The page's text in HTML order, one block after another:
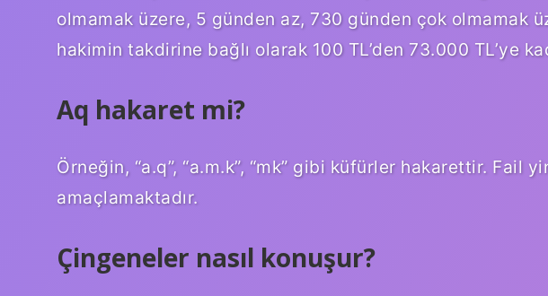
olmamak üzere, 5 günden az, 730 günden çok olmamak
hakimin takdirine bağlı olarak 100 TL’den 73.000 TL’ye
Aq hakaret mi?
Örneğin, “a.q”, “a.m.k”, “mk” gibi küfürler hakarettir. Fail
amaçlamaktadır.
Çingeneler nasıl konuşur?